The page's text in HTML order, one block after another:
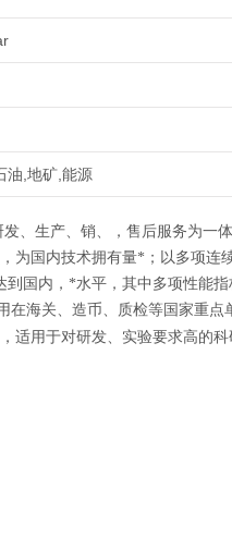
油,地矿,能源
、生产、销、，售后服务为一
为国内技术拥有量*；以多项连
到国内，*水平，其中多项性能指
在海关、造币、质检等国家重点
适用于对研发、实验要求高的科